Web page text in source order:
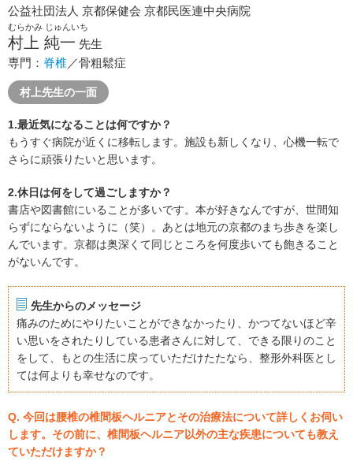
公益社団法人 京都保健会 京都民医連中央病院
むらかみ じゅんいち
村上 純一 先生
専門： 脊椎／骨粗鬆症
村上先生の一面
1.最近気になることは何ですか？
もうすぐ病院が近くに移転します。施設も新しくなり、心機一転で
さらに頑張りたいと思います。
2.休日は何をして過ごしますか？
書店や図書館にいることが多いです。本が好きなんですが、世間知
らずにならないように（笑）。あとは地元の京都のまち歩きを楽し
んでいます。京都は奥深くて同じところを何度歩いても飽きること
がないんです。
先生からのメッセージ
痛みのためにやりたいことができなかったり、かつてないほど辛
い思いをされたりしている患者さんに対して、できる限りのこと
をして、もとの生活に戻っていただけたたなら、整形外科医とし
ては何よりも幸せなのです。
Q. 今回は腰椎の椎間板ヘルニアとその治療法について詳しくお伺い
します。その前に、椎間板ヘルニア以外の主な疾患についても教え
ていただけますか？